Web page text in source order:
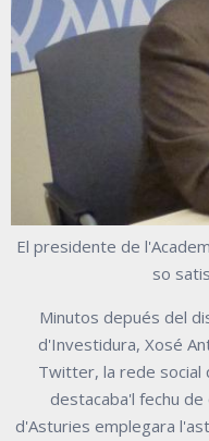
El presidente de
so
Minutos depués del
d'Investidura, Xosé
Twitter, la rede social
destacaba'l fechu
d'Asturies emplegara